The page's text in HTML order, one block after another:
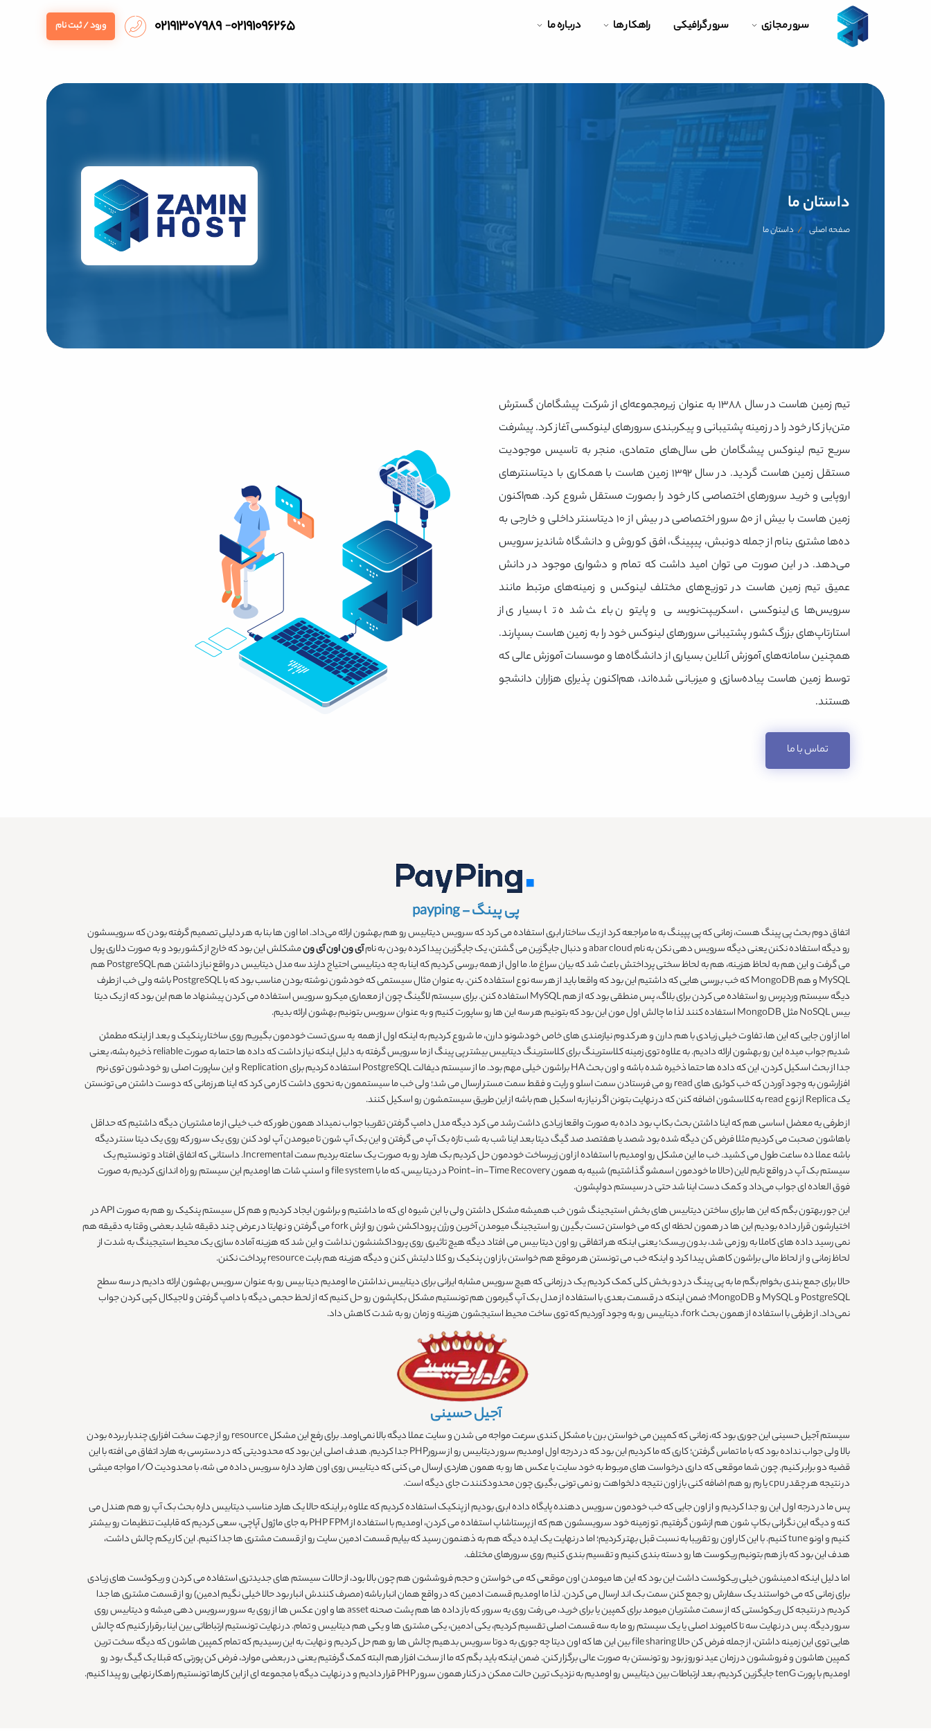
سرور مجازی سرور گرافیکی راهکار ها درباره ما ۰۲۱۹۱۰۹۶۲۶۵- ۰۲۱۹۱۳۰۷۹۸۹ ورود / ثبت نام
داستان ما
صفحه اصلی داستان ما
تیم زمین هاست در سال ۱۳۸۸ به عنوان زیرمجموعه‌ای از شرکت پیشگامان گسترش
متن‌باز کار خود را در زمینه پشتیبانی و پیکربندی سرورهای لینوکسی آغاز کرد. پیشرفت
سریع تیم لینوکس پیشگامان طی سال‌های متمادی، منجر به تاسیس موجودیت
مستقل زمین هاست گردید. در سال ۱۳۹۲ زمین هاست با همکاری با دیتاسنترهای
اروپایی و خرید سرورهای اختصاصی کار خود را بصورت مستقل شروع کرد. هم‌اکنون
زمین هاست با بیش از ۵۰ سرور اختصاصی در بیش از ۱۰ دیتاسنتر داخلی و خارجی به
ده‌ها مشتری بنام از جمله دونبش، پیپینگ، افق کوروش و دانشگاه شاندیز سرویس
می‌دهد. در این صورت می توان امید داشت که تمام و دشواری موجود در دانش
عمیق تیم زمین هاست در توزیع‌های مختلف لینوکس و زمینه‌های مرتبط مانند
سرویس‌های لینوکسی، اسکریپت‌نویسی و پایتون باعث شده تا بسیاری از
استارتاپ‌های بزرگ کشور پشتیبانی سرورهای لینوکس خود را به زمین هاست بسپارند.
همچنین سامانه‌های آموزش آنلاین بسیاری از دانشگاه‌ها و موسسات آموزش عالی که
توسط زمین هاست پیاده‌سازی و میزبانی شده‌اند، هم‌اکنون پذیرای هزاران دانشجو
هستند.
تماس با ما
پی پینگ - payping
اتفاق دوم بحث پی پینگ هست، زمانی که پی پپینگ به ما مراجعه کرد از یک ساختار ابری استفاده می کرد که سرویس دیتابیس رو هم بهشون ارائه می‌داد. اما اون ها بنا به هر دلیلی تصمیم گرفته بودن که سرویسشون
رو دیگه استفاده نکنن یعنی دیگه سرویس دهی نکن به نام abar cloud و دنبال جایگزین می گشتن، یک جایگزین پیدا کرده بودن به نام
آی ون اون آی ونمشکلش این بود که خارج از کشور بود و به صورت دلاری پول
می گرفت و این هم به لحاظ هزینه، هم به لحاظ سختی پرداختش باعث شد که بیان سراغ ما. ما اول از همه بررسی کردیم که اینا به چه دیتابیسی احتیاج دارند سه مدل دیتابیس در واقع نیاز داشتن هم PostgreSQL هم
MySQL و هم MongoDB که خب بررسی هایی که داشتیم این بود که واقعا باید از هر سه نوع استفاده کنن. به عنوان مثال سیستمی که خودشون نوشته بودن مناسب بود که با PostgreSQL باشه ولی خب از طرف
دیگه سیستم وردپرس رو استفاده می کردن برای بلاگ، پس منطقی بود که از هم MySQL استفاده کنن. برای سیستم لاگینگ چون از معماری میکرو سرویس استفاده می کردن پیشنهاد ما هم این بود که از یک دیتا
بیس NoSQL مثل MongoDB استفاده کنند لذا ما چالش اول مون این بود که بتونیم هر سه این ها رو ساپورت کنیم و به عنوان سرویس بتونیم بهشون ارائه بدیم.
اما از اون جایی که این ها، تفاوت خیلی زیادی با هم دارن و هر کدوم نیازمندی های خاص خودشونو دارن، ما شروع کردیم به اینکه اول از همه یه سری تست خودمون بگیریم روی ساختار پنکیک و بعد از اینکه مطمئن
شدیم جواب میده این رو بهشون ارائه دادیم. به علاوه توی زمینه کلاسترینگ برای کلاسترینگ دیتابیس بیشتر پی پینگ از ما سرویس گرفته به دلیل اینکه نیاز داشت که داده ها حتما به صورت reliable ذخیره بشه، یعنی
جدا از بحث اسکیل کردن، این که داده ها حتما ذخیره شده باشه و اون بحث HA براشون خیلی مهم بود. ما از سیستم دیفالت PostgreSQL استفاده کردیم برای Replication و این ساپورت اصلی رو خودشون توی نرم
افزارشون به وجود آوردن که خب کوئری های read رو می فرستادن سمت اسلو و رایت و فقط سمت مستر ارسال می شد؛ ولی خب ما سیستممون به نحوی داشت کار می کرد که اینا هر زمانی که دوست داشتن می تونستن
یک Replica از نوع read به کلاسشون اضافه کنن که در نهایت بتونن اگر نیاز به اسکیل هم باشه از این طریق سیستمشون رو اسکیل کنند.
از طرفی یه معضل اساسی هم که اینا داشتن بحث بکاپ بود داده به صورت واقعا زیادی داشت رشد می کرد دیگه مدل دامپ گرفتن تقریبا جواب نمیداد همون طور که خب خیلی از ما مشتریان دیگه داشتیم که حداقل
باهاشون صحبت می کردیم مثلا فرض کن دیگه شده بود شصد یا هفتصد صد گیگ دیتا بعد اینا شب به شب تازه بک آپ می گرفتن و این بک آپ شون تا میومدن آپ لود کنن روی یک سرور که روی یک دیتا سنتر دیگه
باشه عملا ده ساعت طول می کشید. خب ما این مشکل رو اومدیم با استفاده از اون زیرساخت خودمون حل کردیم بک هارد رو به صورت یک ساعته بردیم سمت Incremental. داستانی که اتفاق افتاد و تونستیم یک
سیستم بک آپ در واقع تایم لاین (حالا ما خودمون اسمشو گذاشتیم) شبیه به همون Point-in-Time Recovery در دیتا بیس، که ما با file system و اسنپ شات ها اومدیم این سیستم رو راه اندازی کردیم به صورت
فوق العاده ای جواب می‌داد و کمک دست اینا شد حتی در سیستم دولپشون.
این جور بهتون بگم که این ها برای ساختن دیتابیس های بخش استیجینگ شون خب همیشه مشکل داشتن ولی با این شیوه ای که ما داشتیم و براشون ایجاد کردیم و هم کل سیستم پنکیک رو هم به صورت API در
اختیارشون قرار داده بودیم این ها در همون لحظه ای که می خواستن تست بگیرن رو استیجینگ میومدن آخرین ورژن پروداکشن شون رو ازش fork می گرفتن و نهایتا در عرض چند دقیقه شاید بعضی وقتا به دقیقه هم
نمی رسید داده های کاملا به روز می شد، بدون ریسک؛ یعنی اینکه هر اتفاقی رو اون دیتا بیس می افتاد دیگه هیچ تاثیری روی پروداکشنشون نداشت و این شد که هزینه آماده سازی یک محیط استیجینگ به شدت از
لحاظ زمانی و از لحاظ مالی براشون کاهش پیدا کرد و اینکه خب می تونستن هر موقع هم خواستن باز اون پنکیک رو کلا دلیتش کنن و دیگه هزینه هم بابت resource پرداخت نکنن.
حالا برای جمع بندی بخوام بگم ما به پی پینگ در دو بخش کلی کمک کردیم یک در زمانی که هیچ سرویس مشابه ایرانی برای دیتابیس نداشتن ما اومدیم دیتا بیس رو به عنوان سرویس بهشون ارائه دادیم در سه سطح
PostgreSQL و MySQL و MongoDB؛ ضمن اینکه در قسمت بعدی با استفاده از مدل بک آپ گیرمون هم تونستیم مشکل بکاپشون رو حل کنیم که از لحظ حجمی دیگه با دامپ گرفتن و لاجیکال کپی کردن جواب
نمی‌داد. از طرفی با استفاده از همون بحث fork، دیتابیس رو به وجود آوردیم که توی ساخت محیط استیجشون هزینه و زمان رو به شدت کاهش داد.
آجیل حسینی
سیستم آجیل حسینی این جوری بود که، زمانی که کمپین می خواستن برن با مشکل کندی سرعت مواجه می شدن و سایت عملا دیگه بالا نمی‌اومد. برای رفع این مشکل resource رو از جهت سخت افزاری چندبار برده بودن
بالا ولی جواب نداده بود که با ما تماس گرفتن؛ کاری که ما کردیم این بود که در درجه اول اومدیم سرور دیتابیس رو از سرورPHP جدا کردیم. هدف اصلی این بود که محدودیتی که در دسترسی به هارد اتفاق می افته با این
قضیه دو برابر کنیم. چون شما موقعی که داری درخواست های مربوط به خود سایت یا عکس ها رو به همون هاردی ارسال می کنی که دیتابیس روی اون هارد داره سرویس داده می شه، با محدودیت I/O مواجه میشی
در نتیجه هر چقدر cpu یا رم رو هم اضافه کنی باز اون نتیجه دلخواهت رو نمی تونی بگیری چون محدودکنندت جای دیگه است.
پس ما در درجه اول این رو جدا کردیم و از اون جایی که خب خودمون سرویس دهنده پایگاه داده ابری بودیم از پنکیک استفاده کردیم که علاوه بر اینکه حالا یک هارد مناسب دیتابیس داره بحث بک آپ رو هم هندل می
کنه و دیگه این نگرانی بکاپ شون هم ازشون گرفتیم. تو زمینه خود سرویسشون هم که از پرستاشاپ استفاده می کردن، اومدیم با استفاده از PHP FPM به جای ماژول آپاچی، سعی کردیم که قابلیت تنظیمات رو بیشتر
کنیم و اونو tune کنیم. با این کار اون رو تقریبا به نسبت قبل بهتر کردیم؛ اما در نهایت یک ایده دیگه هم به ذهنمون رسید که بیایم قسمت ادمین سایت رو از قسمت مشتری ها جدا کنیم. این کار یکم چالش داشت،
هدف این بود که باز هم بتونیم ریکوست ها رو دسته بندی کنیم و تقسیم بندی کنیم روی سرورهای مختلف.
اما دلیل اینکه ادمینشون خیلی ریکوئست داشت این بود که این ها میومدن اون موقعی که می خواستن و حجم فروششون هم چون بالا بود، از حالات سیستم های جدیدتری استفاده می کردن و ریکوئست های زیادی
برای زمانی که می خواستند یک سفارش رو جمع کنن سمت بک اند ارسال می کردن. لذا ما اومدیم قسمت ادمین که در واقع همان انبار باشه (مصرف کنندش انبار بود حالا خیلی نگیم ادمین) رو از قسمت مشتری ها جدا
کردیم در نتیجه کل ریکوئستی که از سمت مشتریان میومد برای کمپین یا برای خرید، می رفت روی یه سرور، که باز داده ها هم پشت صحنه asset ها و اون عکس ها از روی یه سرور سرویس دهی میشه و دیتابیس روی
سرور دیگه. پس در نهایت سه تا کامپوند اصلی یا یک سیستم رو ما به سه قسمت اصلی تقسیم کردیم، یکی ادمین، یکی مشتری ها و یکی هم دیتابیس و تمام. در نهایت تونستیم ارتباطاتی بین اینا برقرار کنیم که چالش
هایی توی این زمینه داشتن، از جمله فرض کن حالا file sharing بین این ها که اون دیتا چه جوری به دوتا سرویس بدهیم چالش ها رو هم حل کردیم و نهایت به این رسیدیم که تمام کمپین هاشون که دیگه سخت ترین
کمپین هاشون و فروششون در زمان عید نوروز بود رو تونستن به صورت عالی برگزار کنن. ضمن اینکه باید بگم که ما از سخت افزار هم البته کمک گرفتیم یعنی در بعضی موارد، فرض کن پورتی که قبلا یک گیگ بود رو
اومدیم با پورت tenG جایگزین کردیم، بعد ارتباطات بین دیتابیس رو اومدیم به نزدیک ترین حالت ممکن در کنار همون سرور PHP قرار دادیم و در نهایت دیگه با مجموعه ای از این کارها تونستیم راهکار نهایی رو پیدا کنیم.